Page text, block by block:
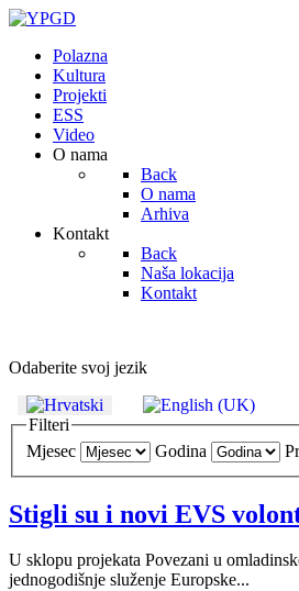
Polazna
Kultura
Projekti
ESS
Video
O nama
Back
O nama
Arhiva
Kontakt
Back
Naša lokacija
Kontakt
Odaberite svoj jezik
Filteri
Mjesec
Godina
Stigli su i novi EVS
U sklopu projekata Povezani u
jednogodišnje služenje Europske...